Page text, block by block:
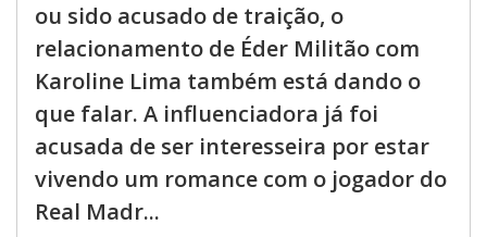
ou sido acusado de traição, o
relacionamento de Éder Militão com
Karoline Lima também está dando o
que falar. A influenciadora já foi
acusada de ser interesseira por estar
vivendo um romance com o jogador do
Real Madr...